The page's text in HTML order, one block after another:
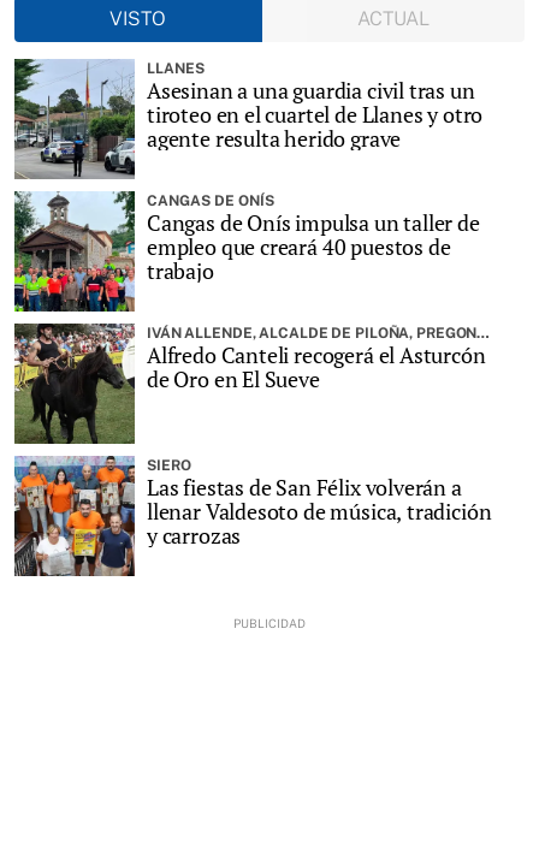
VISTO
ACTUAL
LLANES
Asesinan a una guardia civil tras un
tiroteo en el cuartel de Llanes y otro
agente resulta herido grave
CANGAS DE ONÍS
Cangas de Onís impulsa un taller de
empleo que creará 40 puestos de
trabajo
IVÁN ALLENDE, ALCALDE DE PILOÑA, PREGONARÁ LA FIESTA
Alfredo Canteli recogerá el Asturcón
de Oro en El Sueve
SIERO
Las fiestas de San Félix volverán a
llenar Valdesoto de música, tradición
y carrozas